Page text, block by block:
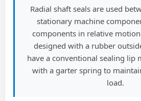
Radial shaft seals are used
stationary machine
components in relative
designed with a rubber
have a conventional sealing lip
with a garter spring to
load.